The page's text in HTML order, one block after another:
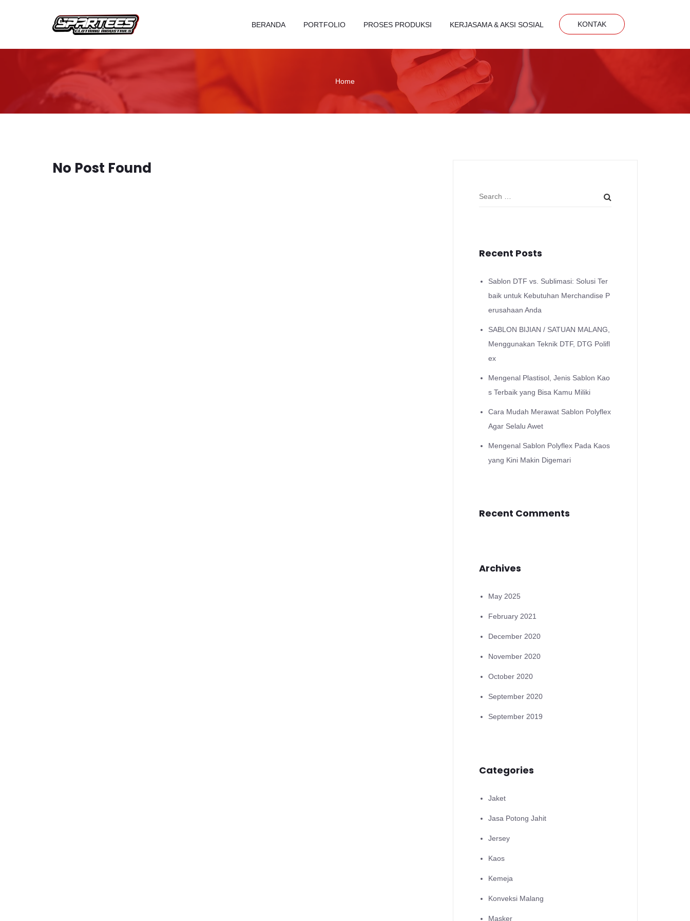
BERANDA PORTFOLIO PROSES PRODUKSI KERJASAMA & AKSI SOSIAL KONTAK
Home
No Post Found
Recent Posts
Sablon DTF vs. Sublimasi: Solusi Ter
baik untuk Kebutuhan Merchandise P
erusahaan Anda
SABLON BIJIAN / SATUAN MALANG,
Menggunakan Teknik DTF, DTG Polifl
ex
Mengenal Plastisol, Jenis Sablon Kao
s Terbaik yang Bisa Kamu Miliki
Cara Mudah Merawat Sablon Polyflex
Agar Selalu Awet
Mengenal Sablon Polyflex Pada Kaos
yang Kini Makin Digemari
Recent Comments
Archives
May 2025
February 2021
December 2020
November 2020
October 2020
September 2020
September 2019
Categories
Jaket
Jasa Potong Jahit
Jersey
Kaos
Kemeja
Konveksi Malang
Masker